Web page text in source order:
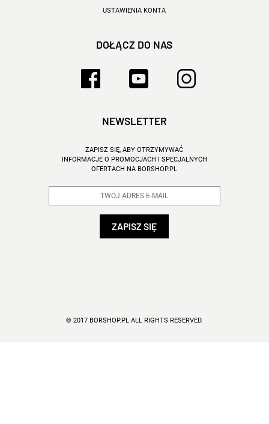
USTAWIENIA KONTA
DOŁĄCZ DO NAS
NEWSLETTER
ZAPISZ SIĘ, ABY OTRZYMYWAĆ
INFORMACJE O PROMOCJACH I SPECJALNYCH
OFERTACH NA BORSHOP.PL
© 2017 BORSHOP.PL ALL RIGHTS RESERVED.